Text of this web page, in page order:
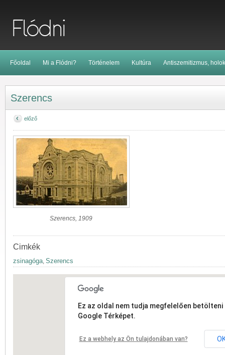
Főoldal Mi a Flódni? Történelem Kultúra Antiszemitizmus,
Szerencs
előző
Szerencs, 1909
Cimkék
zsinagóga, Szerencs
Ez az oldal nem tudja megfelelően betölteni
Google Térképet.
Ez a webhely az Ön tulajdonában van?